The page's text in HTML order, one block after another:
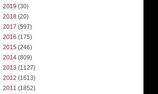
2019 (30)
2018 (20)
2017 (597)
2016 (175)
2015 (246)
2014 (809)
2013 (1127)
2012 (1613)
2011 (1852)